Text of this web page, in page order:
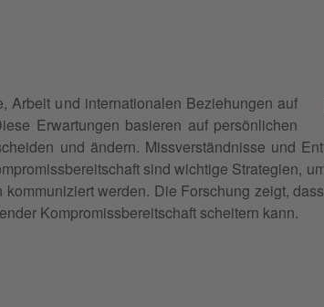
Arbeit und internationalen Beziehungen auf
Erwartungen basieren auf persönlichen
und ändern. Missverständnisse und
sind wichtige Strategien,
werden. Die Forschung zeigt,
Kompromissbereitschaft scheitern kann.